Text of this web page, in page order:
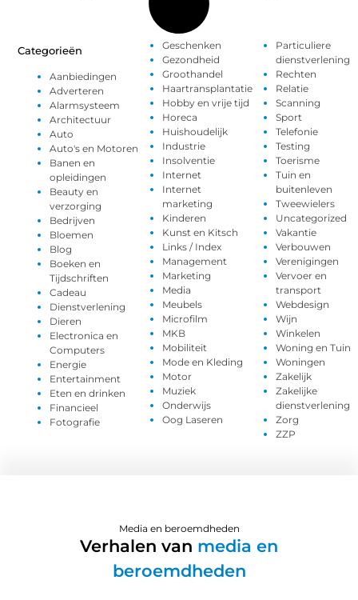
Categorieën
Aanbiedingen
Adverteren
Alarmsysteem
Architectuur
Auto
Auto's en Motoren
Banen en
opleidingen
Beauty en
verzorging
Bedrijven
Bloemen
Blog
Boeken en
Tijdschriften
Cadeau
Dienstverlening
Dieren
Electronica en
Computers
Energie
Entertainment
Eten en drinken
Financieel
Fotografie
Geschenken
Gezondheid
Groothandel
Haartransplantatie
Hobby en vrije tijd
Horeca
Huishoudelijk
Industrie
Insolventie
Internet
Internet
marketing
Kinderen
Kunst en Kitsch
Links / Index
Management
Marketing
Media
Meubels
Microfilm
MKB
Mobiliteit
Mode en Kleding
Motor
Muziek
Onderwijs
Oog Laseren
Particuliere
dienstverlening
Rechten
Relatie
Scanning
Sport
Telefonie
Testing
Toerisme
Tuin en
buitenleven
Tweewielers
Uncategorized
Vakantie
Verbouwen
Verenigingen
Vervoer en
transport
Webdesign
Wijn
Winkelen
Woning en Tuin
Woningen
Zakelijk
Zakelijke
dienstverlening
Zorg
ZZP
Media en beroemdheden
Verhalen van media en
beroemdheden